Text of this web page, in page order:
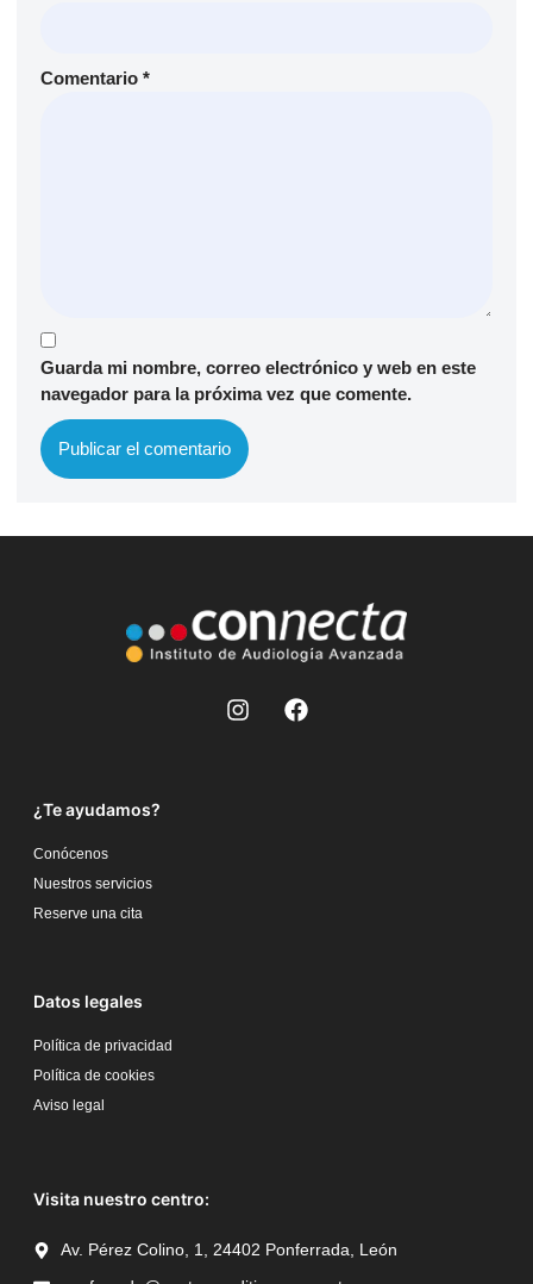
Comentario *
Guarda mi nombre, correo electrónico y web en este
navegador para la próxima vez que comente.
¿Te ayudamos?
Conócenos
Nuestros servicios
Reserve una cita
Datos legales
Política de privacidad
Política de cookies
Aviso legal
Visita nuestro centro:
Av. Pérez Colino, 1, 24402 Ponferrada, León